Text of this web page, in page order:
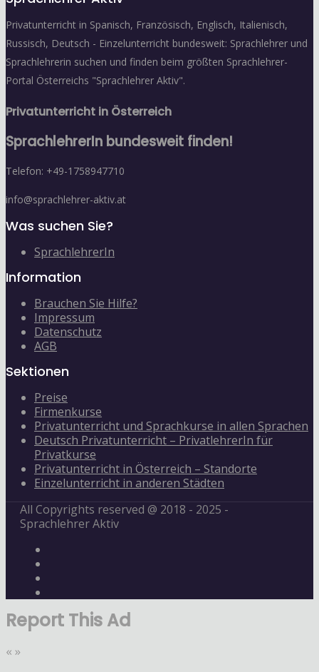
Privatunterricht in Spanisch, Französisch, Englisch, Italienisch,
Russisch, Deutsch - Einzelunterricht bundesweit: Sprachlehrer und
Sprachlehrerin suchen und finden beim größten Sprachlehrer-
Portal Österreichs "Sprachlehrer Aktiv".
Privatunterricht in Österreich
SprachlehrerIn bundesweit finden!
Telefon: +49-1758947710
info@sprachlehrer-aktiv.at
Was suchen Sie?
SprachlehrerIn
Information
Brauchen Sie Hilfe?
Impressum
Datenschutz
AGB
Sektionen
Preise
Firmenkurse
Privatunterricht und Sprachkurse in allen Sprachen
Deutsch Privatunterricht – PrivatlehrerIn für
Privatkurse
Privatunterricht in Österreich – Standorte
Einzelunterricht in anderen Städten
All Copyrights reserved @ 2018 - 2025 -
Sprachlehrer Aktiv
Report This Ad
« »